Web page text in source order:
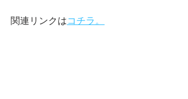
関連リンクはコチラ。